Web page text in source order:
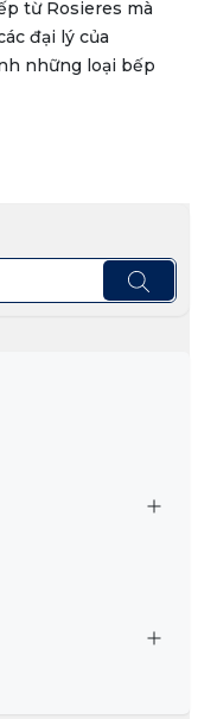
từ Rosieres mà
đại lý của
những loại bếp